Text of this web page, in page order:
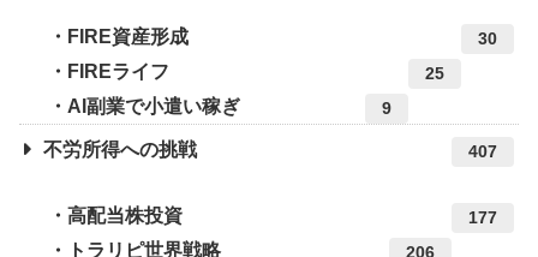
FIRE資産形成 30
FIREライフ 25
AI副業で小遣い稼ぎ 9
不労所得への挑戦 407
高配当株投資 177
トラリピ世界戦略 206